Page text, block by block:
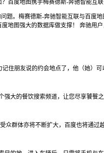
度地图携手梅赛德斯-奔驰智能互
。梅赛德斯-奔驰智能互联与百度
图强大的数据库做支撑！ 奔驰用
朋友说的约会地点了，他（她）
大的餐饮搜索频道，让您尽享饕餮之
群体亦将不断扩大，百度也将通过